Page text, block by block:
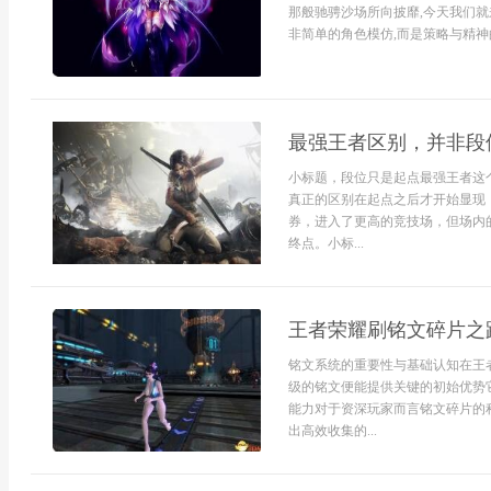
那般驰骋沙场所向披靡,今天我们
非简单的角色模仿,而是策略与精
最强王者区别，并非
小标题，段位只是起点最强王者
真正的区别在起点之后才开始显
券，进入了更高的竞技场，但场
终点。小标...
王者荣耀刷铭文碎片
铭文系统的重要性与基础认知在
级的铭文便能提供关键的初始优
能力对于资深玩家而言铭文碎片
出高效收集的...